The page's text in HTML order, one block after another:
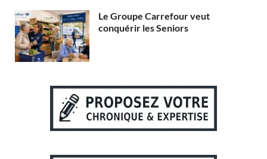
Le Groupe Carrefour veut
conquérir les Seniors